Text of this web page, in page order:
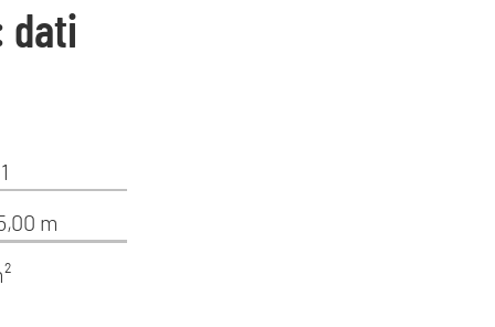
dati
m